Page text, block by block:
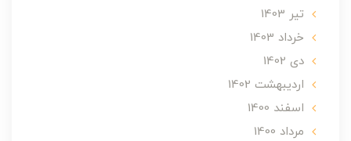
تير 1403
خرداد 1403
دی 1402
ارديبهشت 1402
اسفند 1400
مرداد 1400